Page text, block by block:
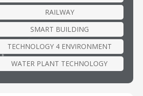
RAILWAY
SMART BUILDING
TECHNOLOGY 4 ENVIRONMENT
WATER PLANT TECHNOLOGY